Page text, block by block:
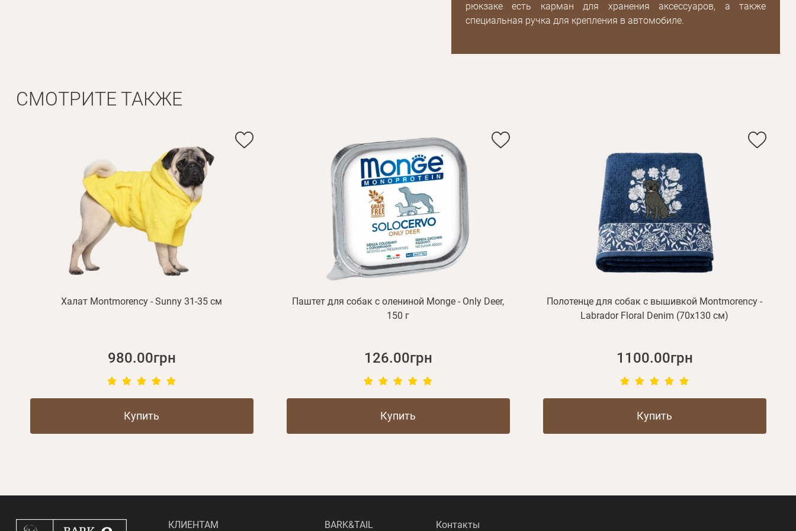
рюкзаке есть карман для хранения аксессуаров, а также
специальная ручка для крепления в автомобиле.
СМОТРИТЕ ТАКЖЕ
Халат Montmorency - Sunny 31-35 см
980.00грн
Купить
Паштет для собак с олениной Monge - Only Deer,
150 г
126.00грн
Купить
Полотенце для собак с вышивкой Montmorency -
Labrador Floral Denim (70х130 см)
1100.00грн
Купить
КЛИЕНТАМ BARK&TAIL Контакты